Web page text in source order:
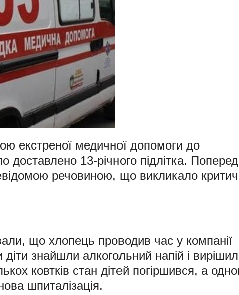
екстреної медичної допомоги до
доставлено 13-річного підлітка.
речовиною, що викликало
що хлопець проводив час у компанії
діти знайшли алкогольний напій і
ковтків стан дітей погіршився, а
шпиталізація.